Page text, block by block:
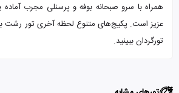
همراه با سرو صبحانه بوفه و پرسنلی مجرب آماده
عزیز است. پکیج‌های متنوع لحظه آخری تور رشت
تورگردان ببینید.